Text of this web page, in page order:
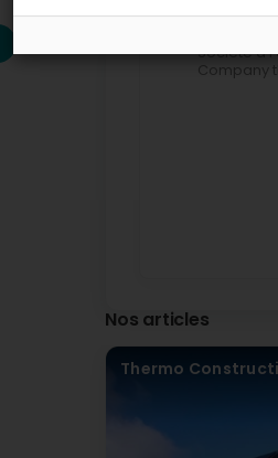
Société à
Company
Très
according
Nos articles
Thermo